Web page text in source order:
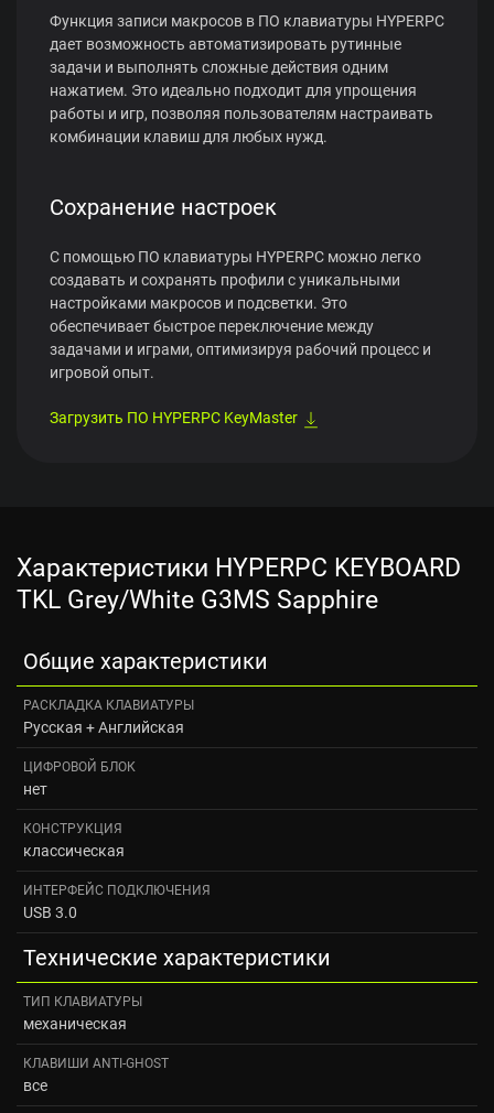
Функция записи макросов в ПО клавиатуры HYPERPC
дает возможность автоматизировать рутинные
задачи и выполнять сложные действия одним
нажатием. Это идеально подходит для упрощения
работы и игр, позволяя пользователям настраивать
комбинации клавиш для любых нужд.
Сохранение настроек
С помощью ПО клавиатуры HYPERPC можно легко
создавать и сохранять профили с уникальными
настройками макросов и подсветки. Это
обеспечивает быстрое переключение между
задачами и играми, оптимизируя рабочий процесс и
игровой опыт.
Загрузить ПО HYPERPC KeyMaster
Характеристики HYPERPC KEYBOARD
TKL Grey/White G3MS Sapphire
Общие характеристики
РАСКЛАДКА КЛАВИАТУРЫ
Русская + Английская
ЦИФРОВОЙ БЛОК
нет
КОНСТРУКЦИЯ
классическая
ИНТЕРФЕЙС ПОДКЛЮЧЕНИЯ
USB 3.0
Технические характеристики
ТИП КЛАВИАТУРЫ
механическая
КЛАВИШИ ANTI-GHOST
все